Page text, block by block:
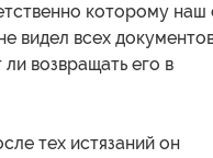
которому наш
видел всех
возвращать его в
тех истязаний он